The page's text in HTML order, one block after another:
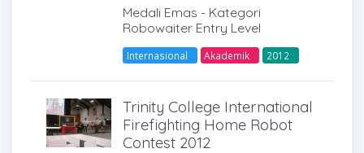
Medali Emas - Kategori
Robowaiter Entry Level
Internasional Akademik 2012
Trinity College International
Firefighting Home Robot
Contest 2012